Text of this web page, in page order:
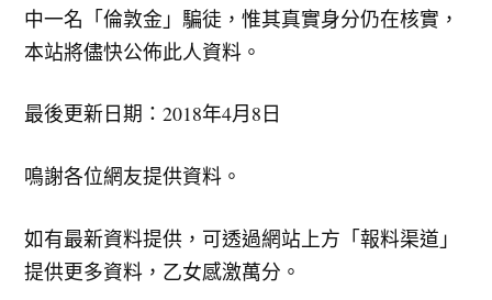
中一名「倫敦金」騙徒，惟其真實身分仍在核實，
本站將儘快公佈此人資料。
最後更新日期：2018年4月8日
鳴謝各位網友提供資料。
如有最新資料提供，可透過網站上方「報料渠道」
提供更多資料，乙女感激萬分。